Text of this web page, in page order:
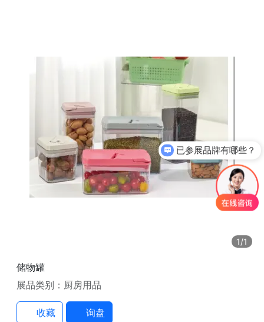
1/1
储物罐
展品类别：厨房用品
收藏 询盘
已参展品牌有哪些？